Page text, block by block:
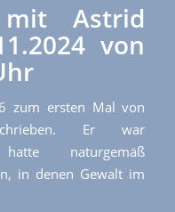
mit Astrid
von
zum ersten Mal von
Er war
naturgemäß
in denen Gewalt im